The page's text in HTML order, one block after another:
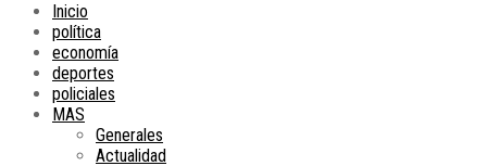
Inicio
política
economía
deportes
policiales
MAS
Generales
Actualidad